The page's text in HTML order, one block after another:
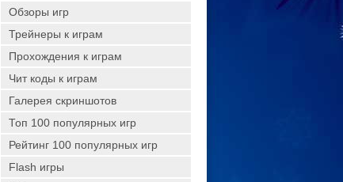
Обзоры игр
Трейнеры к играм
Прохождения к играм
Чит коды к играм
Галерея скриншотов
Топ 100 популярных игр
Рейтинг 100 популярных игр
Flash игры